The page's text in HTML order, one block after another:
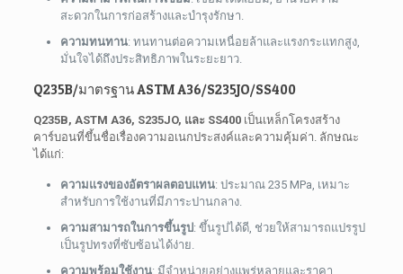
สะดวกในการก่อสร้างและบำรุงรักษา.
ความทนทาน: ทนทานต่อความเหนื่อยล้าและแรงกระแทกสูง,
มั่นใจได้ถึงประสิทธิภาพในระยะยาว.
Q235B/มาตรฐาน ASTM A36/S235JO/SS400
Q235B, ASTM A36, S235JO, และ SS400เป็นเหล็กโครงสร้าง
คาร์บอนที่ขึ้นชื่อเรื่องความอเนกประสงค์และความคุ้มค่า. ลักษณะ
ได้แก่:
ความแรงของอัตราผลตอบแทน: ประมาณ 235 MPa, เหมาะ
สำหรับการใช้งานที่มีภาระปานกลาง.
ความสามารถในการขึ้นรูป: ขึ้นรูปได้ดี, ช่วยให้สามารถแปรรูป
เป็นรูปทรงที่ซับซ้อนได้ง่าย.
ความพร้อมใช้งาน: มีจำหน่ายอย่างแพร่หลายและราคา